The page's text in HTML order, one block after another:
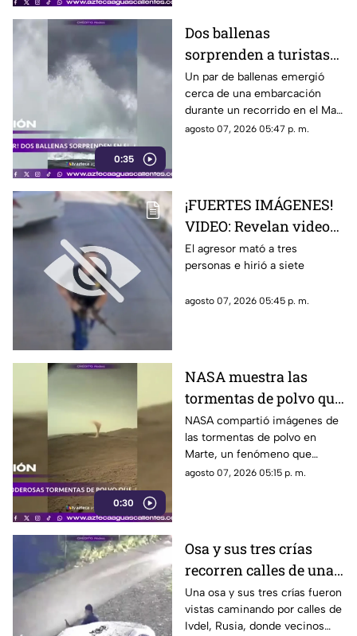
0:35
Dos ballenas
sorprenden a turistas
durante avistamiento
en el Mar de Cortés
Un par de ballenas emergió
cerca de una embarcación
durante un recorrido en el Mar
de Cortés. El avistamiento fue
agosto 07, 2026 05:47 p. m.
¡FUERTES IMÁGENES!
VIDEO: Revelan videos
de seguridad del tiroteo
realizado en famosa
hamburguesas en
El agresor mató a tres
personas e hirió a siete
agosto 07, 2026 05:45 p. m.
0:30
NASA muestra las
tormentas de polvo que
cubren Marte
NASA compartió imágenes de
las tormentas de polvo en
Marte, un fenómeno que
puede extenderse por miles de
agosto 07, 2026 05:15 p. m.
Osa y sus tres crías
recorren calles de una
ciudad en Rusia
Una osa y sus tres crías fueron
vistas caminando por calles de
Ivdel, Rusia, donde vecinos